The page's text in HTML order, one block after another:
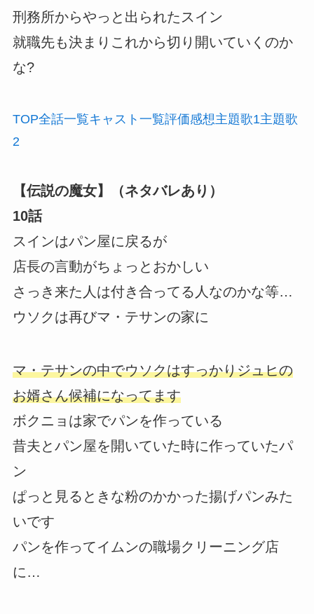
刑務所からやっと出られたスイン
就職先も決まりこれから切り開いていくのか
な?
TOP全話一覧キャスト 一覧評価感想主題歌1主題歌
2
【伝説の魔女】（ネタバレあり）
10話
スインはパン屋に戻るが
店長の言動がちょっとおかしい
さっき来た人は付き合ってる人なのかな等…
ウソクは再びマ・テサンの家に
マ・テサンの中でウソクはすっかりジュヒの
お婿さん候補になってます
ボクニョは家でパンを作っている
昔夫とパン屋を開いていた時に作っていたパ
ン
ぱっと見るときな粉のかかった揚げパンみた
いです
パンを作ってイムンの職場クリーニング店
に…